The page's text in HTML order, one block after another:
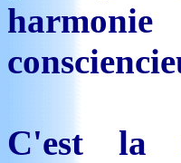
C'est la